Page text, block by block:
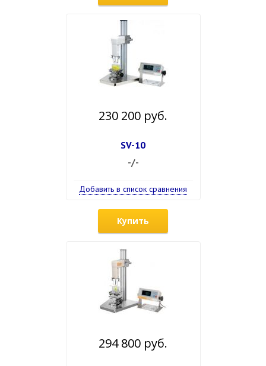
230 200 руб.
SV-10
-/-
Добавить в список сравнения
Купить
294 800 руб.